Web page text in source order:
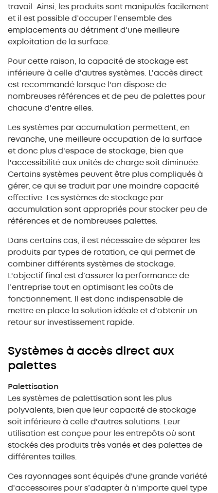
travail. Ainsi, les produits sont manipulés facilement
et il est possible d’occuper l’ensemble des
emplacements au détriment d'une meilleure
exploitation de la surface.
Pour cette raison, la capacité de stockage est
inférieure à celle d'autres systèmes. L'accès direct
est recommandé lorsque l'on dispose de
nombreuses références et de peu de palettes pour
chacune d'entre elles.
Les systèmes par accumulation permettent, en
revanche, une meilleure occupation de la surface
et donc plus d'espace de stockage, bien que
l'accessibilité aux unités de charge soit diminuée.
Certains systèmes peuvent être plus compliqués à
gérer, ce qui se traduit par une moindre capacité
effective. Les systèmes de stockage par
accumulation sont appropriés pour stocker peu de
références et de nombreuses palettes.
Dans certains cas, il est nécessaire de séparer les
produits par types de rotation, ce qui permet de
combiner différents systèmes de stockage.
L'objectif final est d’assurer la performance de
l’entreprise tout en optimisant les coûts de
fonctionnement. Il est donc indispensable de
mettre en place la solution idéale et d’obtenir un
retour sur investissement rapide.
Systèmes à accès direct aux
palettes
Palettisation
Les systèmes de palettisation sont les plus
polyvalents, bien que leur capacité de stockage
soit inférieure à celle d'autres solutions. Leur
utilisation est conçue pour les entrepôts où sont
stockés des produits très variés et des palettes de
différentes tailles.
Ces rayonnages sont équipés d'une grande variété
d'accessoires pour s’adapter à n'importe quel type